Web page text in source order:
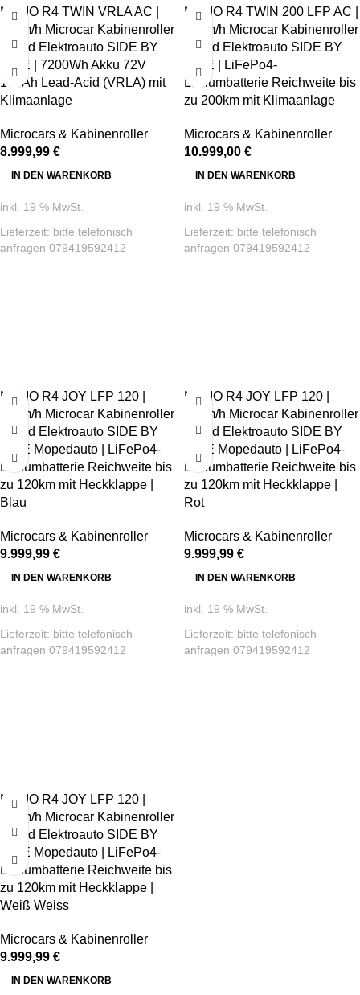
NELIO R4 TWIN VRLA AC |
45km/h Microcar Kabinenroller
4-Rad Elektroauto SIDE BY
SIDE | 7200Wh Akku 72V
100Ah Lead-Acid (VRLA) mit
Klimaanlage
Microcars & Kabinenroller
8.999,99 €
IN DEN WARENKORB
inkl. 19 % MwSt.
Lieferzeit: bitte telefonisch
anfragen 079419592412
NELIO R4 TWIN 200 LFP AC |
45km/h Microcar Kabinenroller
4-Rad Elektroauto SIDE BY
SIDE | LiFePo4-
Lithiumbatterie Reichweite bis
zu 200km mit Klimaanlage
Microcars & Kabinenroller
10.999,00 €
IN DEN WARENKORB
inkl. 19 % MwSt.
Lieferzeit: bitte telefonisch
anfragen 079419592412
NELIO R4 JOY LFP 120 |
45km/h Microcar Kabinenroller
4-Rad Elektroauto SIDE BY
SIDE Mopedauto | LiFePo4-
Lithiumbatterie Reichweite bis
zu 120km mit Heckklappe |
Blau
Microcars & Kabinenroller
9.999,99 €
IN DEN WARENKORB
inkl. 19 % MwSt.
Lieferzeit: bitte telefonisch
anfragen 079419592412
NELIO R4 JOY LFP 120 |
45km/h Microcar Kabinenroller
4-Rad Elektroauto SIDE BY
SIDE Mopedauto | LiFePo4-
Lithiumbatterie Reichweite bis
zu 120km mit Heckklappe |
Rot
Microcars & Kabinenroller
9.999,99 €
IN DEN WARENKORB
inkl. 19 % MwSt.
Lieferzeit: bitte telefonisch
anfragen 079419592412
NELIO R4 JOY LFP 120 |
45km/h Microcar Kabinenroller
4-Rad Elektroauto SIDE BY
SIDE Mopedauto | LiFePo4-
Lithiumbatterie Reichweite bis
zu 120km mit Heckklappe |
Weiß Weiss
Microcars & Kabinenroller
9.999,99 €
IN DEN WARENKORB